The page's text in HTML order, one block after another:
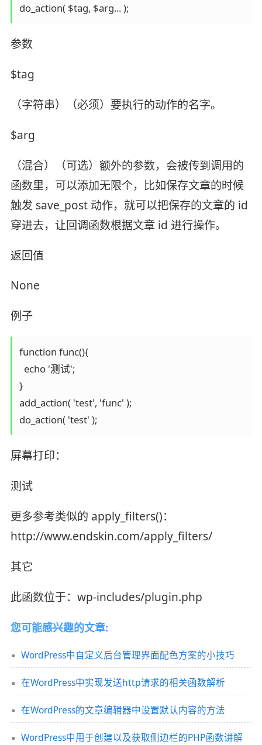
do_action( $tag, $arg... );
参数
$tag
（字符串）（必须）要执行的动作的名字。
$arg
（混合）（可选）额外的参数，会被传到调用的
函数里，可以添加无限个，比如保存文章的时候
触发 save_post 动作，就可以把保存的文章的 id
穿进去，让回调函数根据文章 id 进行操作。
返回值
None
例子
function func(){
  echo '测试';
}
add_action( 'test', 'func' );
do_action( 'test' );
屏幕打印：
测试
更多参考类似的 apply_filters()：
http://www.endskin.com/apply_filters/
其它
此函数位于：wp-includes/plugin.php
您可能感兴趣的文章:
WordPress中自定义后台管理界面配色方案的小技巧
在WordPress中实现发送http请求的相关函数解析
在WordPress的文章编辑器中设置默认内容的方法
WordPress中用于创建以及获取侧边栏的PHP函数讲解